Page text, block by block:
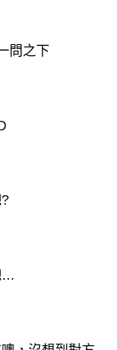
問之下
…